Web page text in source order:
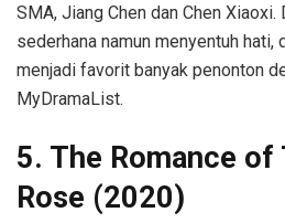
SMA, Jiang Chen dan Chen Xiaoxi.
sederhana namun menyentuh hati,
menjadi favorit banyak penonton
MyDramaList.
5. The Romance of
Rose (2020)